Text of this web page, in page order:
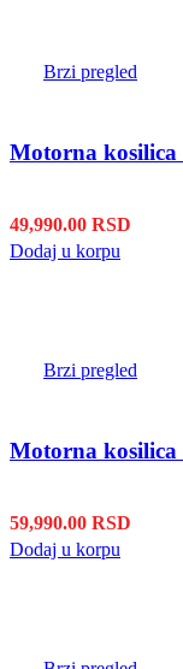
Brzi pregled
Motorna kosilica
49,990.00 RSD
Dodaj u korpu
Brzi pregled
Motorna kosilica
59,990.00 RSD
Dodaj u korpu